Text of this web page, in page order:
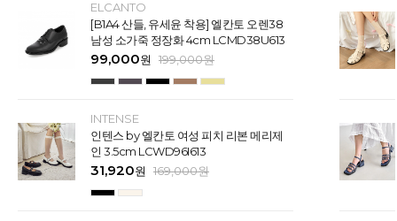
ELCANTO
[B1A4 산들, 유세윤 착용] 엘칸토 오렌38
남성 소가죽 정장화 4cm LCMD38U613
99,000원 199,000원
INTENSE
인텐스 by 엘칸토 여성 피치 리본 메리제
인 3.5cm LCWD96I613
31,920원 169,000원